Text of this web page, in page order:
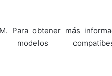
Para obtener más